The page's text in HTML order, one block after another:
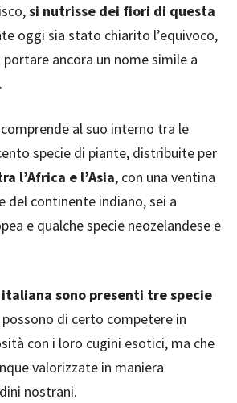
si nutrisse dei fiori di questa
oggi sia stato chiarito l’equivoco,
portare ancora un nome simile a
comprende al suo interno tra le
specie di piante, distribuite per
l’Africa e l’Asia, con una ventina
del continente indiano, sei a
e qualche specie neozelandese e
sono presenti tre specie
possono di certo competere in
con i loro cugini esotici, ma che
valorizzate in maniera
nostrani.